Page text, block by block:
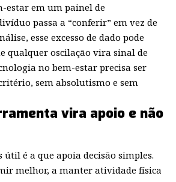
estar em um painel de
passa a “conferir” em vez de
esse excesso de dado pode
qualquer oscilação vira sinal de
no bem-estar precisa ser
sem absolutismo e sem
vira apoio e não
é a que apoia decisão simples.
melhor, a manter atividade física